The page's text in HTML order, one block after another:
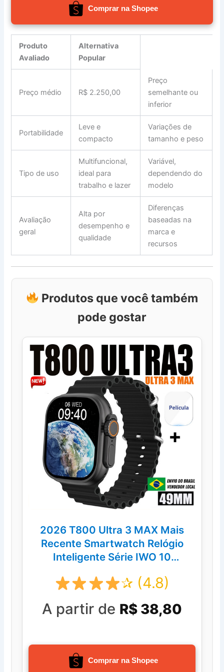
Comprar na Shopee
Produto
Avaliado
Alternativa
Popular
Preço médio R$ 2.250,00
Preço
semelhante ou
inferior
Portabilidade
Leve e
compacto
Variações de
tamanho e peso
Tipo de uso
Multifuncional,
ideal para
trabalho e lazer
Variável,
dependendo do
modelo
Avaliação
geral
Alta por
desempenho e
qualidade
Diferenças
baseadas na
marca e
recursos
Produtos que você também
pode gostar
2026 T800 Ultra 3 MAX Mais
Recente Smartwatch Relógio
Inteligente Série IWO 10
✰ (4.8)
A partir de R$ 38,80
Comprar na Shopee